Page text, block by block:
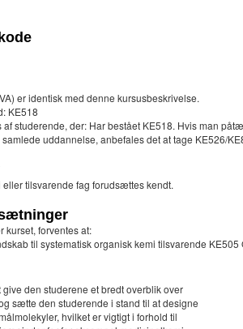
er identisk med denne kursusbeskrivelse.
KE518
af studerende, der: Har bestået KE518. Hvis man
uddannelse, anbefales det at tage KE526/
eller tilsvarende fag forudsættes kendt.
kurset, forventes at:
til systematisk organisk kemi tilsvarende
give den studerene et bredt overblik over
sætte den studerende i stand til at designe
hvilket er vigtigt i forhold til